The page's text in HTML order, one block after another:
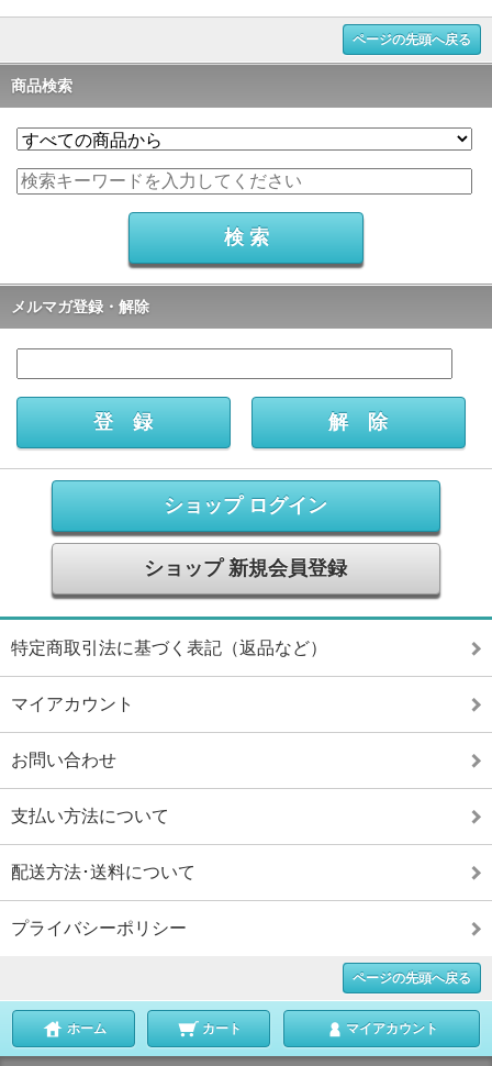
ページの先頭へ戻る
商品検索
メルマガ登録・解除
ショップ ログイン
ショップ 新規会員登録
特定商取引法に基づく表記（返品など）
マイアカウント
お問い合わせ
支払い方法について
配送方法･送料について
プライバシーポリシー
ページの先頭へ戻る
ホーム カート マイアカウント